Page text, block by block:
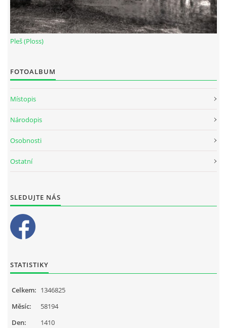
Pleš (Ploss)
FOTOALBUM
Místopis
Národopis
Osobnosti
Ostatní
SLEDUJTE NÁS
STATISTIKY
Celkem: 1346825
Měsíc:
58194
Den:
1410